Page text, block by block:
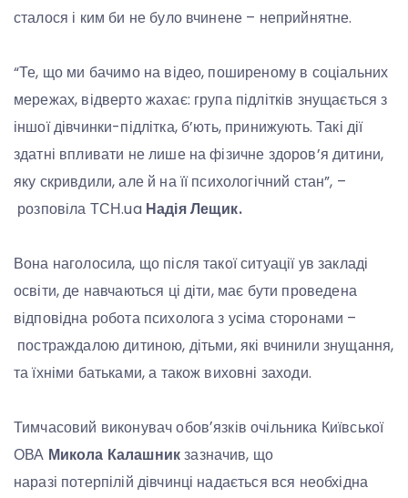
сталося і ким би не було вчинене – неприйнятне.
“Те, що ми бачимо на відео, поширеному в соціальних
мережах, відверто жахає: група підлітків знущається з
іншої дівчинки-підлітка, б’ють, принижують. Такі дії
здатні впливати не лише на фізичне здоров’я дитини,
яку скривдили, але й на її психологічний стан”, –
розповіла ТСН.ua Надія Лещик.
Вона наголосила, що після такої ситуації ув закладі
освіти, де навчаються ці діти, має бути проведена
відповідна робота психолога з усіма сторонами –
постраждалою дитиною, дітьми, які вчинили знущання,
та їхніми батьками, а також виховні заходи.
Тимчасовий виконувач обовʼязків очільника Київської
ОВА Микола Калашникзазначив, що
наразі потерпілій дівчинці надається вся необхідна